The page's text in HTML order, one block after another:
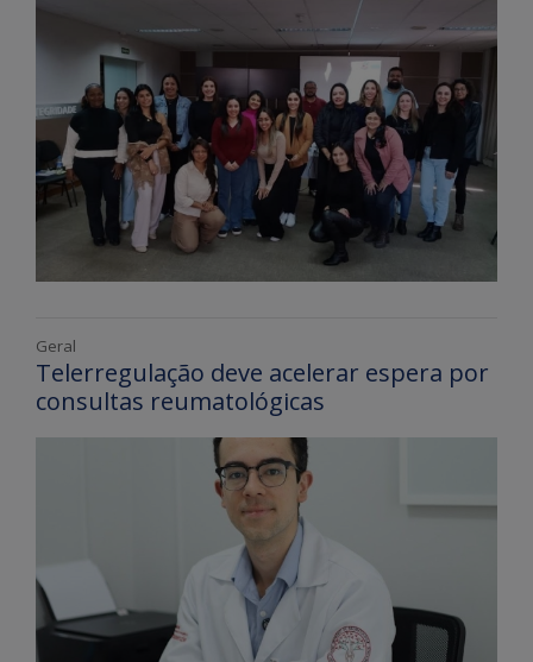
Geral
Telerregulação deve acelerar espera por
consultas reumatológicas